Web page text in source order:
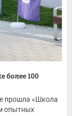
более 100
прошла «Школа
опытных